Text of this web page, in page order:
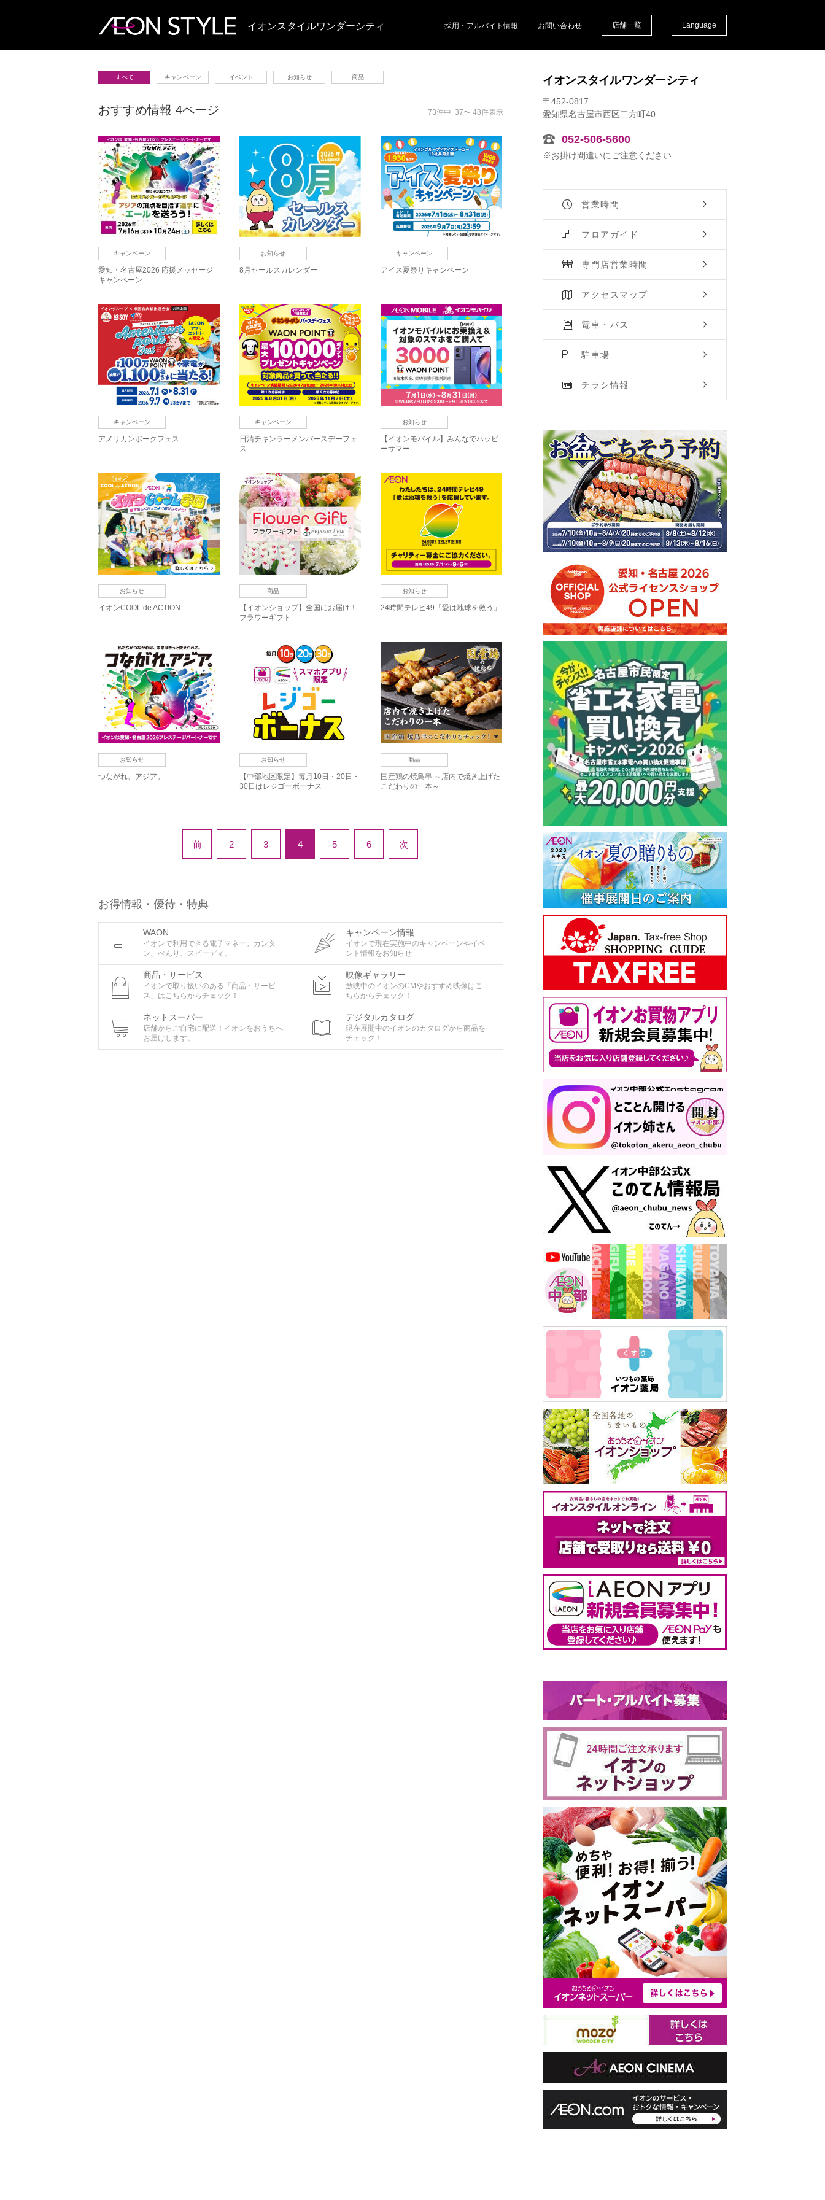
イオンスタイルワンダーシティ 採用・アルバイト情報 お問い合わせ 店舗一覧 Language
すべて キャンペーン イベント お知らせ 商品
おすすめ情報 4ページ 73件中 37〜 48件表示
キャンペーン
愛知・名古屋2026 応援メッセージ
キャンペーン
お知らせ
8月セールスカレンダー
キャンペーン
アイス夏祭りキャンペーン
キャンペーン
アメリカンポークフェス
キャンペーン
日清チキンラーメンバースデーフェ
ス
お知らせ
【イオンモバイル】みんなでハッピ
ーサマー
お知らせ
イオンCOOL de ACTION
商品
【イオンショップ】全国にお届け！
フラワーギフト
お知らせ
24時間テレビ49「愛は地球を救う」
お知らせ
つながれ、アジア。
お知らせ
【中部地区限定】毎月10日・20日・
30日はレジゴーボーナス
商品
国産鶏の焼鳥串 ～店内で焼き上げた
こだわりの一本～
前 2 3 4 5 6 次
お得情報・優待・特典
WAON
イオンで利用できる電子マネー。カンタ
ン、べんり、スピーディ。
キャンペーン情報
イオンで現在実施中のキャンペーンやイベ
ント情報をお知らせ
商品・サービス
イオンで取り扱いのある「商品・サービ
ス」はこちらからチェック！
映像ギャラリー
放映中のイオンのCMやおすすめ映像はこ
ちらからチェック！
ネットスーパー
店舗からご自宅に配送！イオンをおうちへ
お届けします。
デジタルカタログ
現在展開中のイオンのカタログから商品を
チェック！
イオンスタイルワンダーシティ
〒452-0817
愛知県名古屋市西区二方町40
052-506-5600
※お掛け間違いにご注意ください
営業時間
フロアガイド
専門店営業時間
アクセスマップ
電車・バス
駐車場
チラシ情報